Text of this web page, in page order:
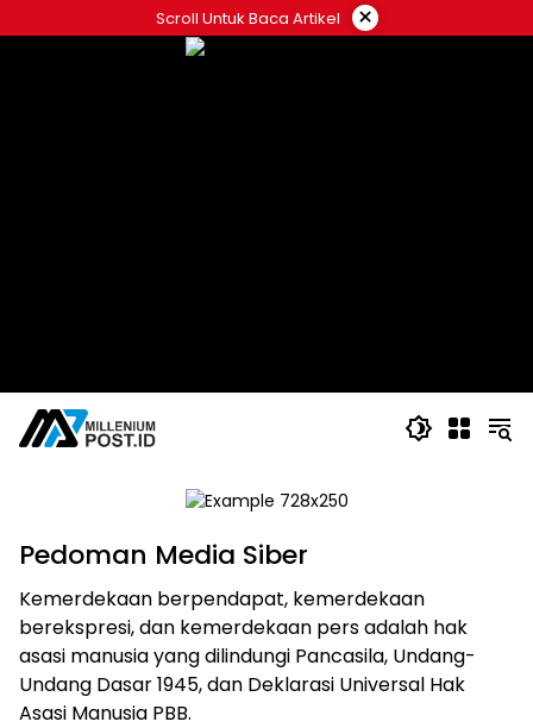
ke
Scroll Untuk Baca Artikel ×
Pedoman Media Siber
Kemerdekaan berpendapat, kemerdekaan
berekspresi, dan kemerdekaan pers adalah hak
asasi manusia yang dilindungi Pancasila, Undang-
Undang Dasar 1945, dan Deklarasi Universal Hak
Asasi Manusia PBB.